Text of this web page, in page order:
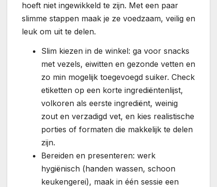
hoeft niet ingewikkeld te zijn. Met een paar
slimme stappen maak je ze voedzaam, veilig en
leuk om uit te delen.
Slim kiezen in de winkel: ga voor snacks
met vezels, eiwitten en gezonde vetten en
zo min mogelijk toegevoegd suiker. Check
etiketten op een korte ingrediëntenlijst,
volkoren als eerste ingrediënt, weinig
zout en verzadigd vet, en kies realistische
porties of formaten die makkelijk te delen
zijn.
Bereiden en presenteren: werk
hygiënisch (handen wassen, schoon
keukengerei), maak in één sessie een